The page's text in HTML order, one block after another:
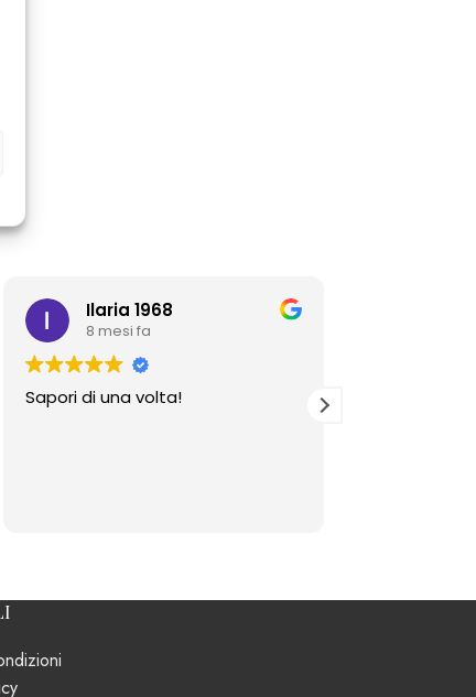
Ilaria 1968
8 mesi fa
Sapori di una volta!